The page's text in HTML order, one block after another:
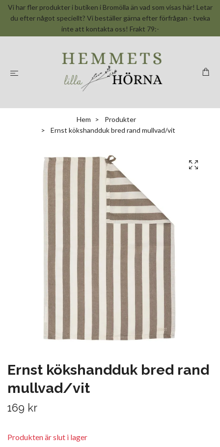
Vi har fler produkter i butiken i Bromölla än vad som visas här! Letar
du efter något speciellt? Vi beställer gärna efter förfrågan - tveka
inte att kontakta oss! Frakt 79:-
Hem
Produkter
Ernst kökshandduk bred rand mullvad/vit
Ernst kökshandduk bred rand
mullvad/vit
169 kr
Produkten är slut i lager